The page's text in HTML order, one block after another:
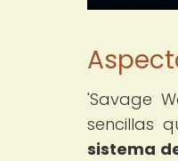
'Savage
sencillas
sistema